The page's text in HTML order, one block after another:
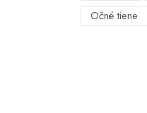
Očné tiene